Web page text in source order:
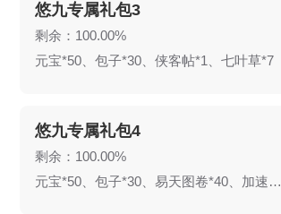
悠九专属礼包3
剩余：100.00%
元宝*50、包子*30、侠客帖*1、七叶草*7
悠九专属礼包4
剩余：100.00%
元宝*50、包子*30、易天图卷*40、加速卡*3